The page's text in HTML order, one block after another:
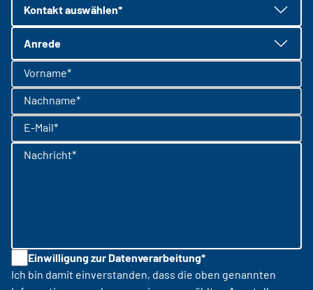
Kontakt auswählen*
Anrede
Vorname*
Nachname*
E-Mail*
Nachricht*
Einwilligung zur Datenverarbeitung*
Ich bin damit einverstanden, dass die oben genannten